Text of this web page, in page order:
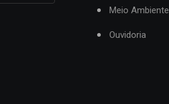
Meio Ambiente
Ouvidoria